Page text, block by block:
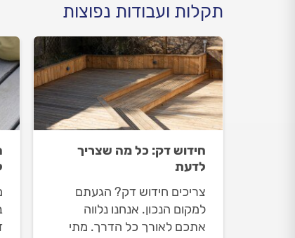
תקלות ועבודות נפוצות
חידוש דק: כל מה שצריך
לדעת
צריכים חידוש דק? הגעתם
למקום הנכון. אנחנו נלווה
אתכם לאורך כל הדרך. מתי